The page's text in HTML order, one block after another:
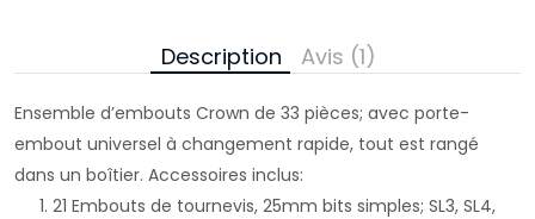
Description Avis (1)
Ensemble d’embouts Crown de 33 pièces; avec porte-
embout universel à changement rapide, tout est rangé
dans un boîtier. Accessoires inclus:
21 Embouts de tournevis, 25mm bits simples; SL3, SL4,